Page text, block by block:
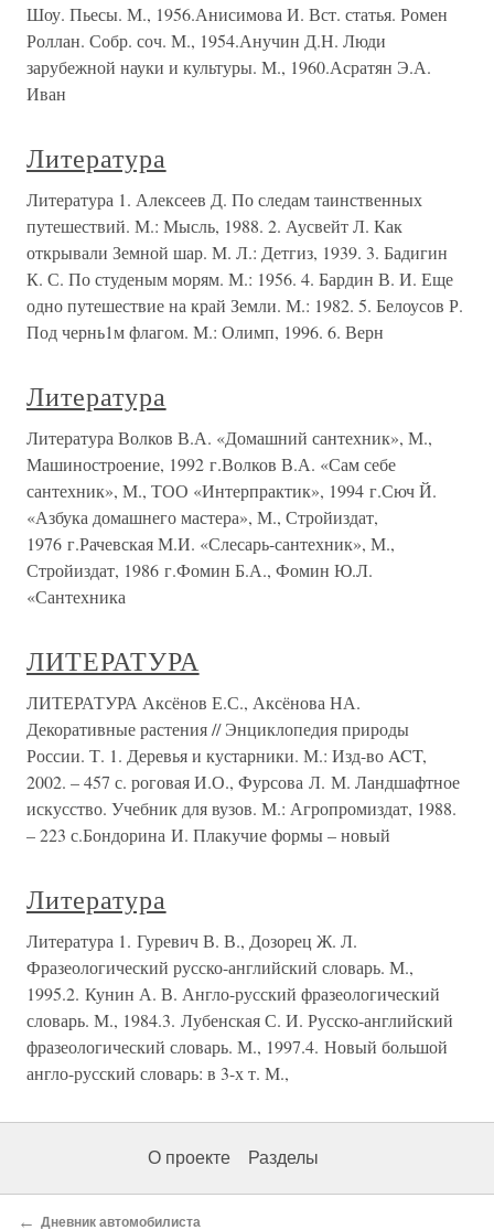
Шоу. Пьесы. М., 1956.Анисимова И. Вст. статья. Ромен
Роллан. Собр. соч. М., 1954.Анучин Д.Н. Люди
зарубежной науки и культуры. М., 1960.Асратян Э.А.
Иван
Литература
Литература 1. Алексеев Д. По следам таинственных
путешествий. М.: Мысль, 1988. 2. Аусвейт Л. Как
открывали Земной шар. М. Л.: Детгиз, 1939. 3. Бадигин
К. С. По студеным морям. М.: 1956. 4. Бардин В. И. Еще
одно путешествие на край Земли. М.: 1982. 5. Белоусов Р.
Под чернь1м флагом. М.: Олимп, 1996. 6. Верн
Литература
Литература Волков В.А. «Домашний сантехник», М.,
Машиностроение, 1992 г.Волков В.А. «Сам себе
сантехник», М., ТОО «Интерпрактик», 1994 г.Сюч Й.
«Азбука домашнего мастера», М., Стройиздат,
1976 г.Рачевская М.И. «Слесарь-сантехник», М.,
Стройиздат, 1986 г.Фомин Б.А., Фомин Ю.Л.
«Сантехника
ЛИТЕРАТУРА
ЛИТЕРАТУРА Аксёнов Е.С., Аксёнова НА.
Декоративные растения // Энциклопедия природы
России. Т. 1. Деревья и кустарники. М.: Изд-во ACT,
2002. – 457 с. роговая И.О., Фурсова Л. М. Ландшафтное
искусство. Учебник для вузов. М.: Агропромиздат, 1988.
– 223 с.Бондорина И. Плакучие формы – новый
Литература
Литература 1. Гуревич В. В., Дозорец Ж. Л.
Фразеологический русско-английский словарь. М.,
1995.2. Кунин А. В. Англо-русский фразеологический
словарь. М., 1984.3. Лубенская С. И. Русско-английский
фразеологический словарь. М., 1997.4. Новый большой
англо-русский словарь: в 3-х т. М.,
О проекте Разделы
← Дневник автомобилиста